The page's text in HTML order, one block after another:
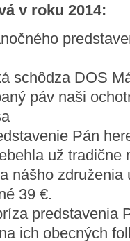
v roku 2014:
schôdza DOS
páv naši
Pán
už tradične
nášho
39 €.
predstavenia
ich obecných